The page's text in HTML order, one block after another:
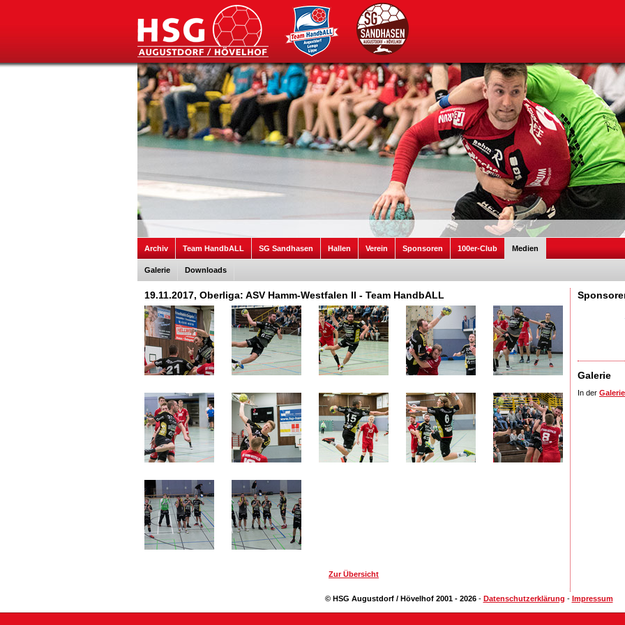
Archiv Team HandbALL SG Sandhasen Hallen Verein Sponsoren 100er-Club Medien
Galerie Downloads
19.11.2017, Oberliga: ASV Hamm-Westfalen II - Team HandbALL
Zur Übersicht
Galerie
In der Galerie
© HSG Augustdorf / Hövelhof 2001 - 2026- Datenschutzerklärung - Impressum